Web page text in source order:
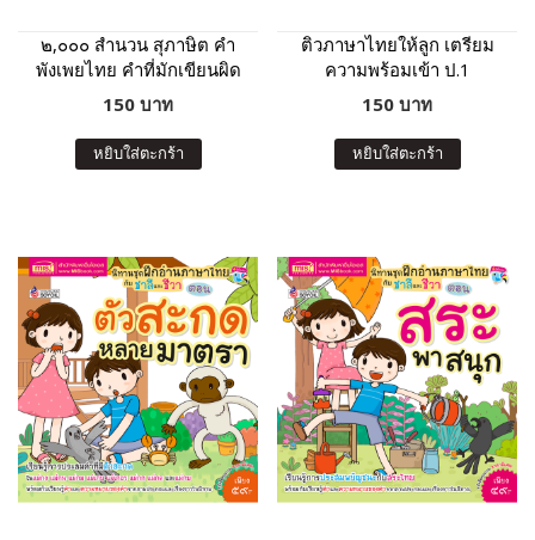
๒,๐๐๐ สำนวน สุภาษิต คำ
พังเพยไทย คำที่มักเขียนผิด
(ฉบับปรับปรุง)
150 บาท
หยิบใส่ตะกร้า
ติวภาษาไทยให้ลูก เตรียม
ความพร้อมเข้า ป.1
โรงเรียนสาธิตและโรงเรียน
ในเครือคาทอลิก (ฉบับ
ปรับปรุง)
150 บาท
หยิบใส่ตะกร้า